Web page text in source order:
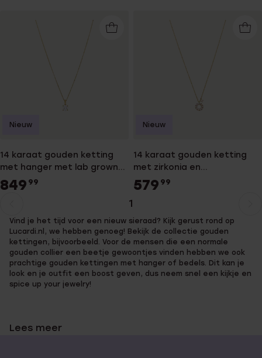
14 karaat gouden ketting
met hanger met lab grown
diamant 0.50ct
849 99
Nieuw
14 karaat gouden ketting
met zirkonia en
zoetwaterparel
579 99
Nieuw
pagina
1
naar
pagina
Vind je het tijd voor een nieuw sieraad? Kijk gerust rond op
Lucardi.nl, we hebben genoeg! Bekijk de collectie gouden
kettingen, bijvoorbeeld. Voor de mensen die een normale
gouden collier een beetje gewoontjes vinden hebben we ook
prachtige gouden kettingen met hanger of bedels. Dit kan je
look en je outfit een boost geven, dus neem snel een kijkje en
spice up your jewelry!
Lees meer